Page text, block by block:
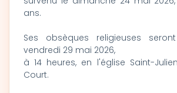
ans.
Ses obsèques religieuses
vendredi 29 mai 2026,
à 14 heures, en l'église Saint-
Court.